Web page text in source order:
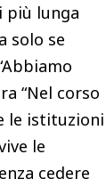
più lunga
solo se
“Nel corso
le istituzioni
le
cedere